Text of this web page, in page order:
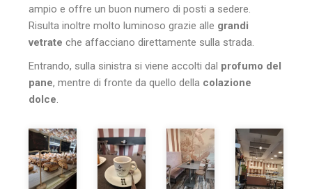
ampio e offre un buon numero di posti a sedere.
Risulta inoltre molto luminoso grazie alle grandi
vetrate che affacciano direttamente sulla strada.
Entrando, sulla sinistra si viene accolti dal profumo del
pane, mentre di fronte da quello della colazione
dolce.